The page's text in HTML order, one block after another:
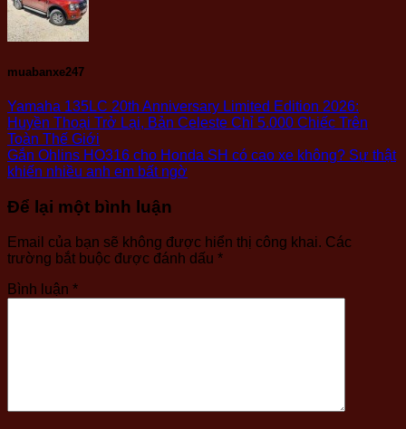
muabanxe247
Yamaha 135LC 20th Anniversary Limited Edition 2026:
Huyền Thoại Trở Lại, Bản Celeste Chỉ 5.000 Chiếc Trên
Toàn Thế Giới
Gắn Ohlins HO316 cho Honda SH có cao xe không? Sự thật
khiến nhiều anh em bất ngờ
Để lại một bình luận
Email của bạn sẽ không được hiển thị công khai. Các
trường bắt buộc được đánh dấu *
Bình luận *